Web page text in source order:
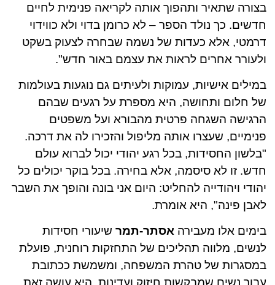
בצורה שתאיר ותהפוך אותה לקריאה פנימית לחיים
חדשים. כך נולד הספר – לא כרומן בדוי ולא כווידוי
דרמטי, אלא כעדות של נשמה שבחרה לצעוק בשקט
ולעורר אחרים לראות את עצמם באור חדש".
במילים אישיות, עמוקות ולעיתים גם נוגעות בעולמות
של חלום ותחושה, היא מספרת על רגעים שבהם
הרגישה השגחה פרטית מהבורא ועל משפטים
פנימיים, שעצרו אותה מליפול והזכירו לה את דרכה.
"בלשון החסידות, בכל רגע יהודי יכול לברוא עולם
חדש. זו לא סיסמה, אלא בחירה. בכל בוקר יכולים כל
יהודי ויהודייה להחליט: היום אני בונה והופך את השבר
לאבן פינה", היא אומרת.
בימים אלו מעבירה אסתר-תמר שיעורי חסידות
לנשים, מלווה תהליכים של התחזקות רוחנית, פועלת
במסגרות של טהרת המשפחה, ומשמשת ככתובת